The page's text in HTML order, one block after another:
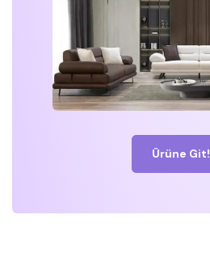
Ürüne Git!